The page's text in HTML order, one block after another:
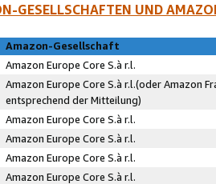
GESELLSCHAFTEN UND
Amazon-Gesellschaft
Amazon Europe Core S.à r.l.
Amazon Europe Core S.à r.l.(oder Amazon
entsprechend der Mitteilung)
Amazon Europe Core S.à r.l.
Amazon Europe Core S.à r.l.
Amazon Europe Core S.à r.l.
Amazon Europe Core S.à r.l.